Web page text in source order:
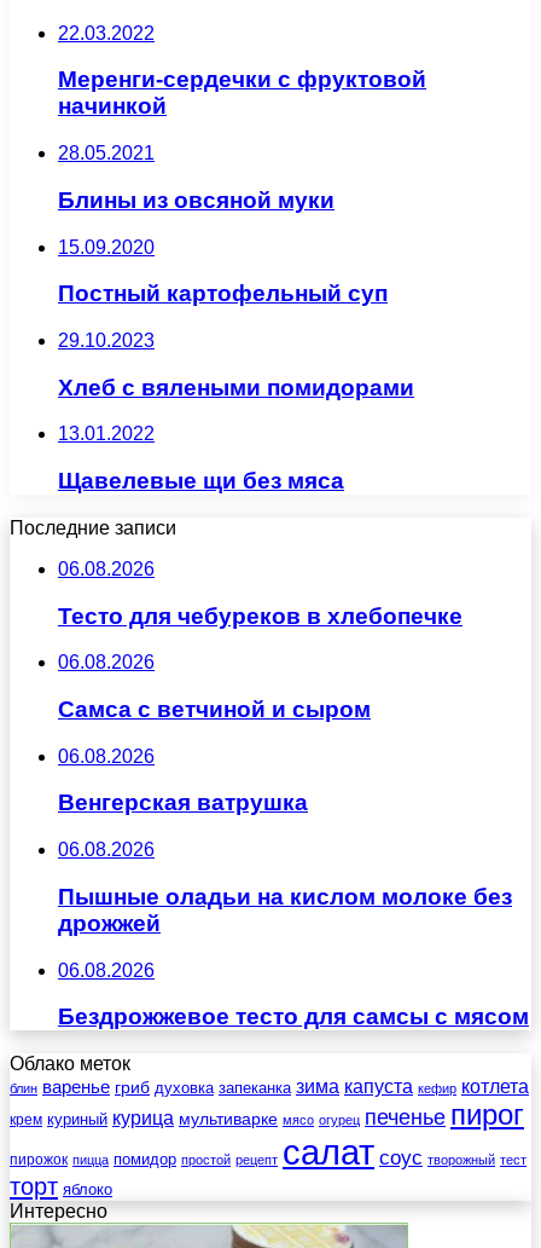
22.03.2022
Меренги-сердечки с фруктовой
начинкой
28.05.2021
Блины из овсяной муки
15.09.2020
Постный картофельный суп
29.10.2023
Хлеб с вялеными помидорами
13.01.2022
Щавелевые щи без мяса
Последние записи
06.08.2026
Тесто для чебуреков в хлебопечке
06.08.2026
Самса с ветчиной и сыром
06.08.2026
Венгерская ватрушка
06.08.2026
Пышные оладьи на кислом молоке без
дрожжей
06.08.2026
Бездрожжевое тесто для самсы с мясом
Облако меток
блин варенье гриб духовка запеканка зима капуста кефир котлета
крем куриный курица мультиварке мясо огурец печенье пирог
пирожок пицца помидор простой рецепт салат соус творожный тест
торт яблоко
Интересно